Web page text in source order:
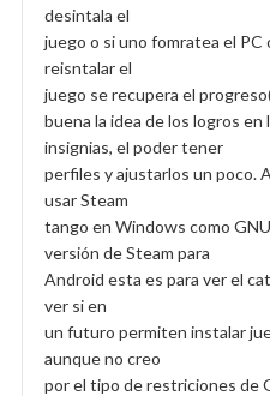
desintala el
juego o si uno fomratea el PC
reisntalar el
juego se recupera el
buena la idea de los logros en
insignias, el poder tener
perfiles y ajustarlos un poco.
usar Steam
tango en Windows como
versión de Steam para
Android esta es para ver el
ver si en
un futuro permiten instalar
aunque no creo
por el tipo de restriciones de